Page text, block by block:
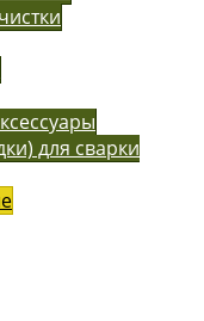
для сварки